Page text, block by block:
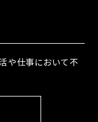
や仕事において不